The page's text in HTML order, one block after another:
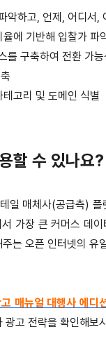
악하고, 언제, 어디서
에 기반해 입찰가 파
를 구축하여 전환 가
고리 및 도메인 식별
할 수 있나요?
일 매체사(공급측)
가장 큰 커머스 데
는 오픈 인터넷의 유
매뉴얼 대행사 에디
고 전략을 확인해보